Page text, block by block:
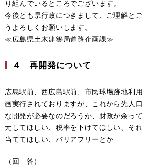
り組んでいるところでございます。
今後とも県行政につきまして、ご理解と
うよろしくお願いします。
≪広島県土木建築局道路企画課≫
４再開発について
広島駅前、西広島駅前、市民球場跡地利
画実行されておりますが、これから先人
な開発が必要なのだろうか、財政が余っ
元してほしい、税率を下げてほしい、そ
当ててほしい、バリアフリーとか
（回 答）